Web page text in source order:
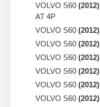
VOLVO S60 (2012)
AT 4P
VOLVO S60 (2012)
VOLVO S60 (2012)
VOLVO S60 (2012)
VOLVO S60 (2012)
VOLVO S60 (2012)
VOLVO S60 (2012)